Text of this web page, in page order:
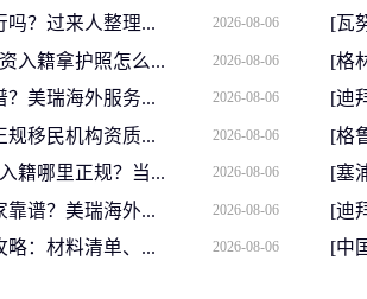
吗？过来人整理... 2026-08-06
入籍拿护照怎么... 2026-08-06
？美瑞海外服务... 2026-08-06
规移民机构资质... 2026-08-06
籍哪里正规？当... 2026-08-06
靠谱？美瑞海外... 2026-08-06
略：材料清单、... 2026-08-06
[瓦
[格
[迪
[格
[塞
[迪
[中